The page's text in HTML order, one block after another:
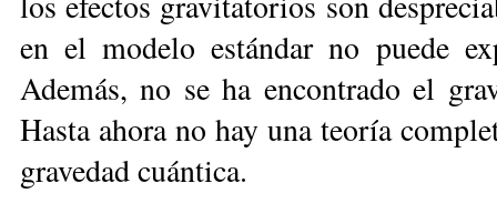
en el modelo estándar no puede
Además, no se ha encontrado el
Hasta ahora no hay una teoría
gravedad cuántica.